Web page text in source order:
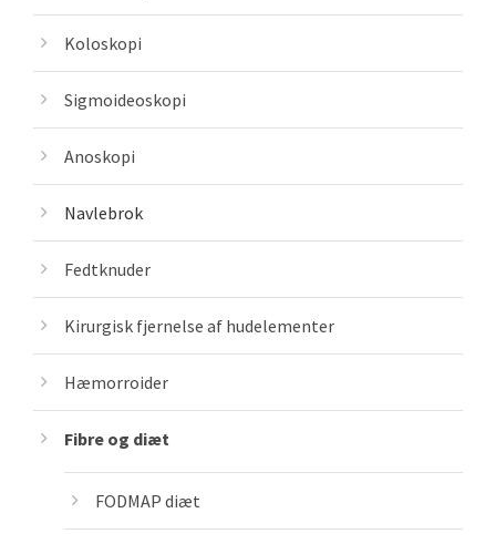
Koloskopi
Sigmoideoskopi
Anoskopi
Navlebrok
Fedtknuder
Kirurgisk fjernelse af hudelementer
Hæmorroider
Fibre og diæt
FODMAP diæt